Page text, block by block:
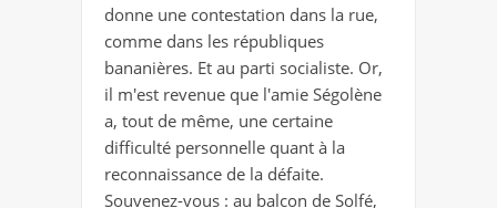
donne une contestation dans la rue,
comme dans les républiques
bananières. Et au parti socialiste. Or,
il m'est revenue que l'amie Ségolène
a, tout de même, une certaine
difficulté personnelle quant à la
reconnaissance de la défaite.
Souvenez-vous : au balcon de Solfé,